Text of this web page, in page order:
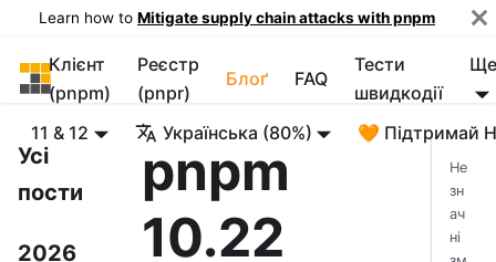
Learn how to Mitigate supply chain attacks with pnpm
pnpm
Клієнт
(pnpm)
Реєстр
(pnpr)
Блоґ FAQ
Тести
швидкодії
Ще
11 & 12 Українська (80%) 🧡 Підтримай
Усі
пости
2026
pnpm
10.22
Не
зн
ач
ні